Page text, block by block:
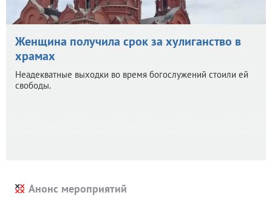
Женщина получила срок за хулиганство в
храмах
Неадекватные выходки во время богослужений стоили ей
свободы.
Анонс мероприятий